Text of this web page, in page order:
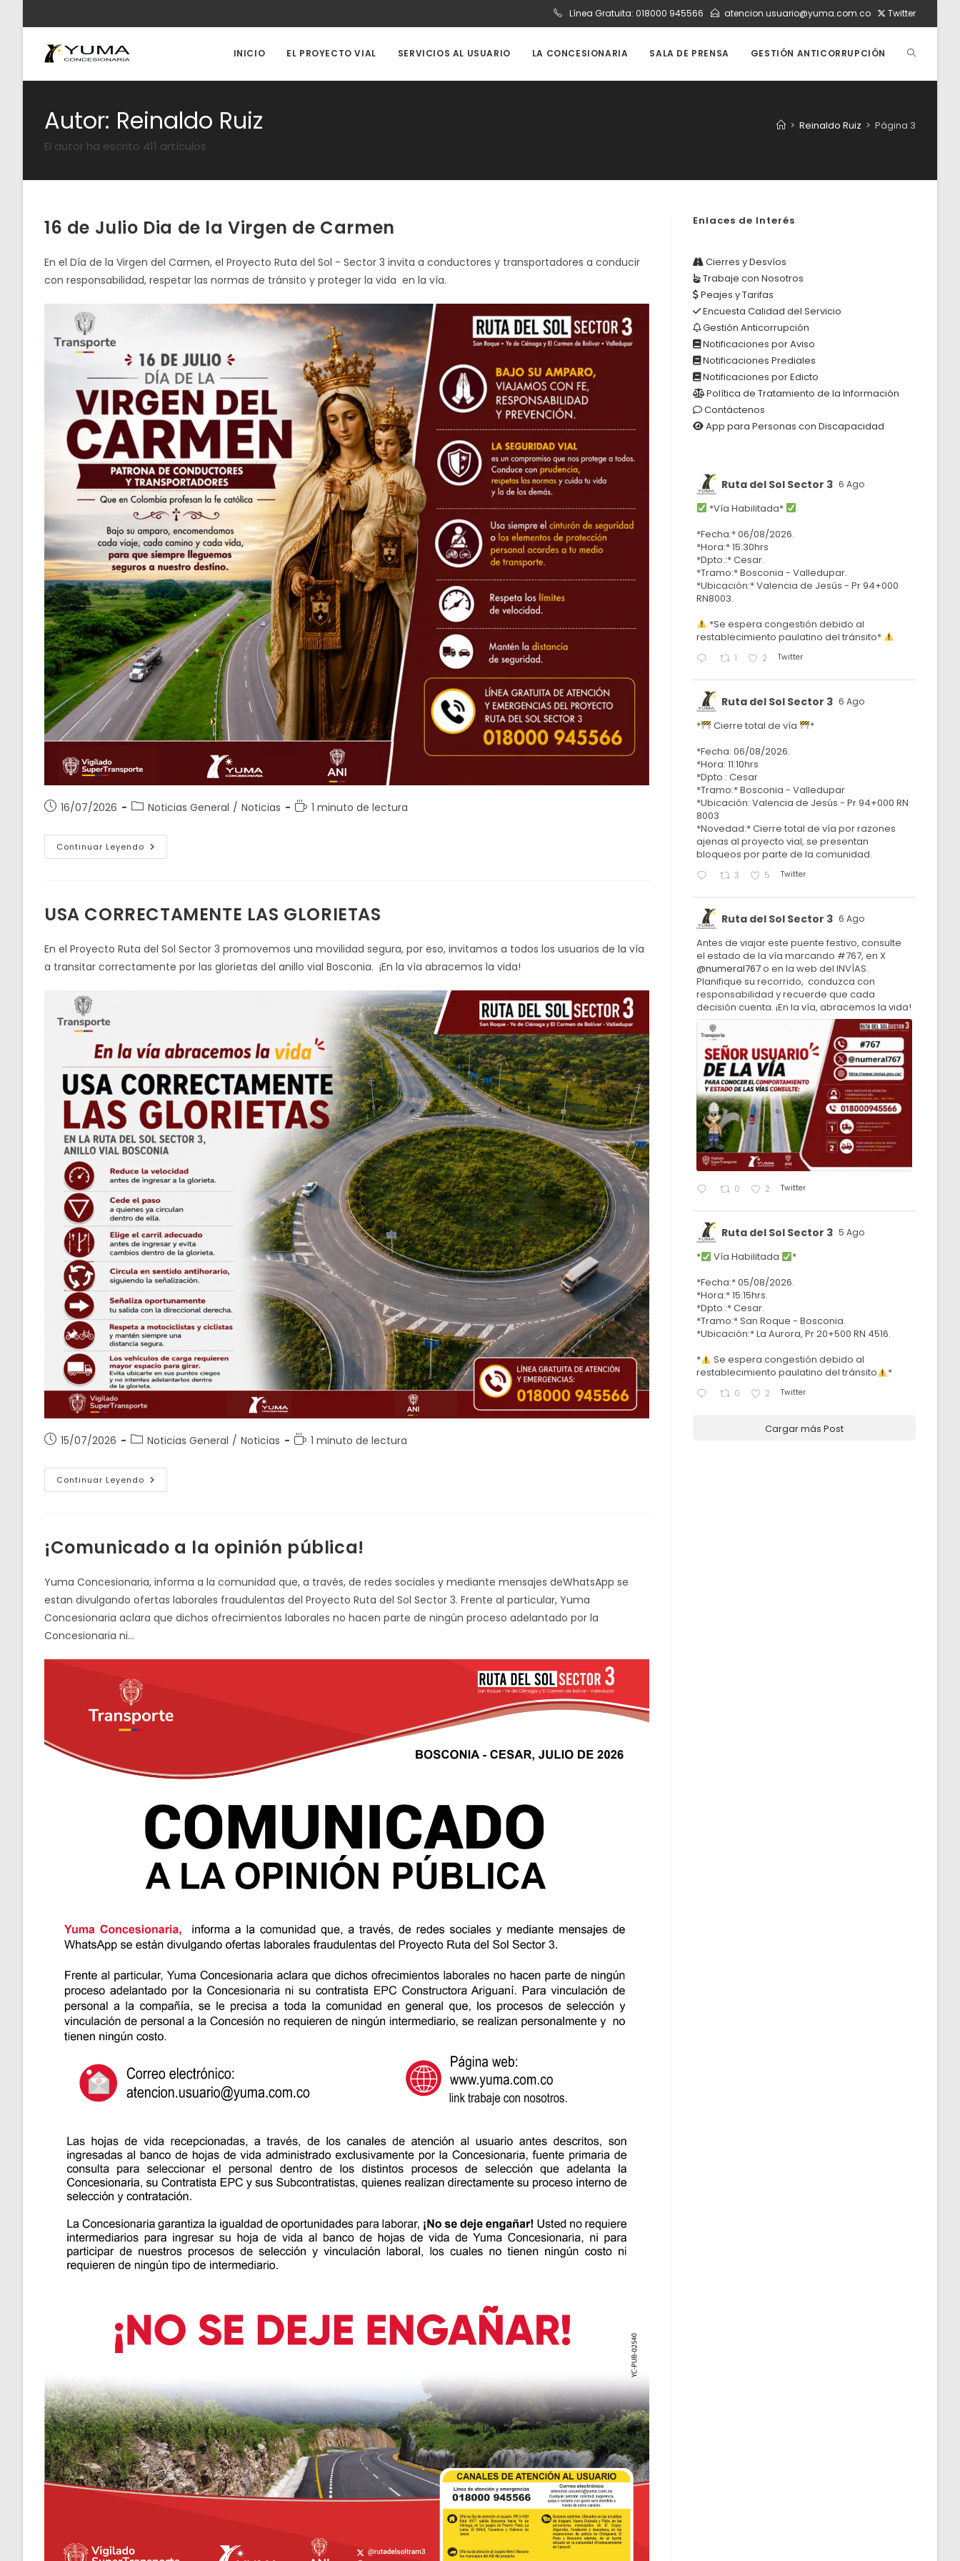
contenido
Línea Gratuita: 018000 945566 atencion.usuario@yuma.com.co Twitter
INICIO EL PROYECTO VIAL SERVICIOS AL USUARIO LA CONCESIONARIA SALA DE PRENSA GESTIÓN ANTICORRUPCIÓN ALTERNAR
Autor: Reinaldo Ruiz
El autor ha escrito 411 artículos
> Reinaldo Ruiz > Página 3
16 de Julio Dia de la Virgen de Carmen
En el Día de la Virgen del Carmen, el Proyecto Ruta del Sol - Sector 3 invita a conductores y transportadores a conducir
con responsabilidad, respetar las normas de tránsito y proteger la vida en la vía.
Publicación
la
entrada:
16/07/2026
Categoría
la
entrada:
Noticias General / Noticias
Tiempo
1 minuto de lectura
Continuar Leyendo 16
De
Virgen
De
USA CORRECTAMENTE LAS GLORIETAS
En el Proyecto Ruta del Sol Sector 3 promovemos una movilidad segura, por eso, invitamos a todos los usuarios de la vía
a transitar correctamente por las glorietas del anillo vial Bosconia. ¡En la vìa abracemos la vida!
Publicación
la
entrada:
15/07/2026
Categoría
la
entrada:
Noticias General / Noticias
Tiempo
1 minuto de lectura
Continuar Leyendo USA
CORRECTAMENTE
¡Comunicado a la opinión pública!
Yuma Concesionaria, informa a la comunidad que, a través, de redes sociales y mediante mensajes deWhatsApp se
estan divulgando ofertas laborales fraudulentas del Proyecto Ruta del Sol Sector 3. Frente al particular, Yuma
Concesionaria aclara que dichos ofrecimientos laborales no hacen parte de ningún proceso adelantado por la
Concesionaria ni…
Enlaces de Interés
Cierres y Desvíos
Trabaje con Nosotros
Peajes y Tarifas
Encuesta Calidad del Servicio
Gestión Anticorrupción
Notificaciones por Aviso
Notificaciones Prediales
Notificaciones por Edicto
Política de Tratamiento de la Información
Contáctenos
App para Personas con Discapacidad
Ruta del Sol Sector 3 6 Ago
*Vía Habilitada*
*Fecha:* 06/08/2026.
*Hora:* 15:30hrs
*Dpto.:* Cesar.
*Tramo:* Bosconia - Valledupar.
*Ubicación:* Valencia de Jesús - Pr 94+000
RN8003.
*Se espera congestión debido al
restablecimiento paulatino del tránsito*
1 2 Twitter
Ruta del Sol Sector 3 6 Ago
* Cierre total de vía
*
*Fecha: 06/08/2026.
*Hora: 11:10hrs
*Dpto.: Cesar
*Tramo:* Bosconia - Valledupar
*Ubicación: Valencia de Jesús - Pr 94+000 RN
8003
*Novedad:* Cierre total de vía por razones
ajenas al proyecto vial, se presentan
bloqueos por parte de la comunidad.
3 5 Twitter
Ruta del Sol Sector 3 6 Ago
Antes de viajar este puente festivo, consulte
el estado de la vía marcando #767, en X
@numeral767o en la web del INVÍAS.
Planifique su recorrido, conduzca con
responsabilidad y recuerde que cada
decisión cuenta. ¡En la vía, abracemos la vida!
0 2 Twitter
Ruta del Sol Sector 3 5 Ago
* Vía Habilitada
*
*Fecha:* 05/08/2026.
*Hora:* 15:15hrs.
*Dpto.:* Cesar.
*Tramo:* San Roque - Bosconia.
*Ubicación:* La Aurora, Pr 20+500 RN 4516.
*
Se espera congestión debido al
restablecimiento paulatino del tránsito
*
0 2 Twitter
Cargar más Post